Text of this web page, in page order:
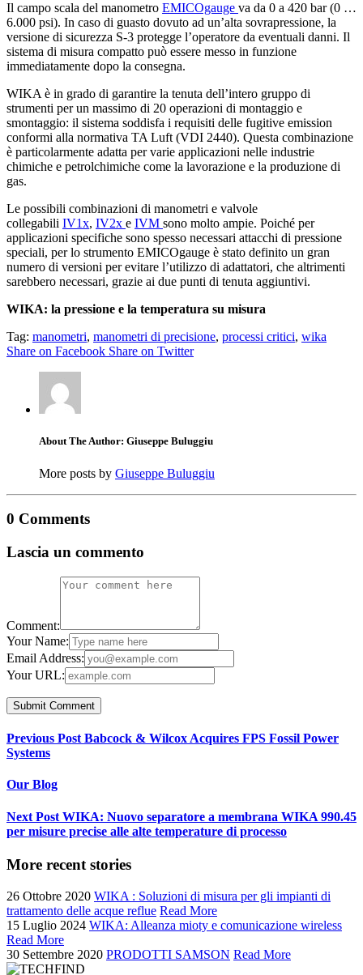
Il campo scala del manometro EMICOgauge va da 0 a 420 bar (0 …
6.000 psi). In caso di guasto dovuto ad un’alta sovrapressione, la
versione di sicurezza S-3 protegge l’operatore da eventuali danni. Il
sistema di misura compatto può essere messo in funzione
immediatamente dopo la consegna.
WIKA è in grado di garantire la tenuta dell’intero gruppo di
strumenti per un massimo di 20 operazioni di montaggio e
smontaggio: il sistema soddisfa i requisiti delle fugitive emission
conformi alla normativa TA Luft (VDI 2440). Questa combinazione
è particolarmente adatta per varie applicazioni nelle industrie
chimiche e petrolchimiche come la lavorazione e la produzione di
gas.
Le possibili combinazioni di manometri e valvole
collegabili IV1x, IV2x e IVM sono molto ampie. Poiché per
applicazioni specifiche sono spesso necessari attacchi di pressione
speciali, per lo strumento EMICOgauge è stato definito un gran
numero di versioni per evitare l’utilizzo di adattatori, che altrimenti
sarebbero necessari, grazie ai due punti di tenuta aggiuntivi.
WIKA: la pressione e la temperatura su misura
Tag: manometri, manometri di precisione, processi critici, wika
Share on Facebook Share on Twitter
About The Author: Giuseppe Buluggiu
More posts by Giuseppe Buluggiu
0 Comments
Lascia un commento
Comment:
Your Name:
Email Address:
Your URL:
Previous Post Babcock & Wilcox Acquires FPS Fossil Power
Systems
Our Blog
Next Post WIKA: Nuovo separatore a membrana WIKA 990.45
per misure precise alle alte temperature di processo
More recent stories
26 Ottobre 2020 WIKA : Soluzioni di misura per gli impianti di
trattamento delle acque reflue Read More
15 Luglio 2024 WIKA: Alleanza mioty e comunicazione wireless
Read More
30 Settembre 2020 PRODOTTI SAMSON Read More